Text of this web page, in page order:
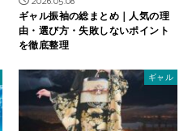
ギャル振袖の総まとめ｜人気の理
由・選び方・失敗しないポイント
を徹底整理
ギャル